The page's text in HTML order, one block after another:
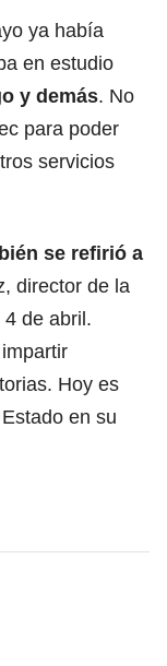
ya había
en estudio
y demás. No
para poder
servicios
se refirió a
director de la
de abril.
Hoy es
en su